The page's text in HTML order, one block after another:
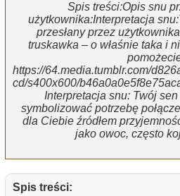
Spis treści:Opis snu
użytkownika:Interpretacja
przesłany przez
truskawka – o właśnie taka i
https://64.media.tumblr.com/
cd/s400x600/
Interpretacja snu: Twój
symbolizować potrzebę
dla Ciebie źródłem
jako owoc, często
Spis treści: